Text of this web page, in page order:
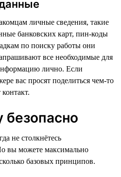
личные сведения, такие
банковских карт, пин-коды
по поиску работы они
все необходимые для
лично. Если
вас просят поделиться чем-то
безопасно
не столкнётесь
вы можете максимально
базовых принципов.